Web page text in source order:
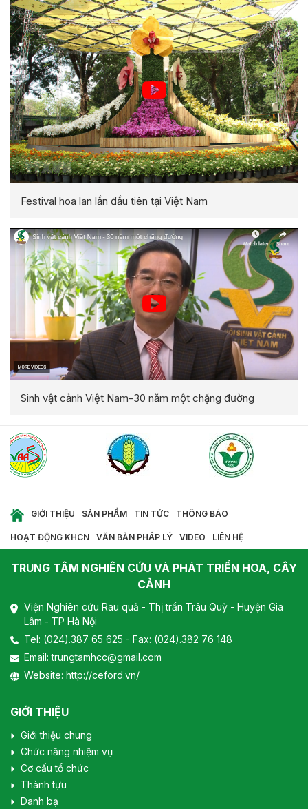
Festival hoa lan lần đầu tiên tại Việt Nam
Sinh vật cảnh Việt Nam-30 năm một chặng đường
GIỚI THIỆU SẢN PHẨM TIN TỨC THÔNG BÁO
HOẠT ĐỘNG KHCN VĂN BẢN PHÁP LÝ VIDEO LIÊN HỆ
TRUNG TÂM NGHIÊN CỨU VÀ PHÁT TRIỂN HOA, CÂY
CẢNH
Viện Nghiên cứu Rau quả - Thị trấn Trâu Quỳ - Huyện Gia
Lâm - TP Hà Nội
Tel: (024).387 65 625 - Fax: (024).382 76 148
Email:trungtamhcc@gmail.com
Website: http://ceford.vn/
GIỚI THIỆU
Giới thiệu chung
Chức năng nhiệm vụ
Cơ cấu tổ chức
Thành tựu
Danh bạ